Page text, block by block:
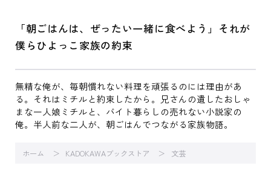
「朝ごはんは、ぜったい一緒に食べよう」それが
僕らひよっこ家族の約束
無精な俺が、毎朝慣れない料理を頑張るのには理由があ
る。それはミチルと約束したから。兄さんの遺したおしゃ
まな一人娘ミチルと、バイト暮らしの売れない小説家の
俺。半人前な二人が、朝ごはんでつながる家族物語。
ホーム KADOKAWAブックストア 文芸